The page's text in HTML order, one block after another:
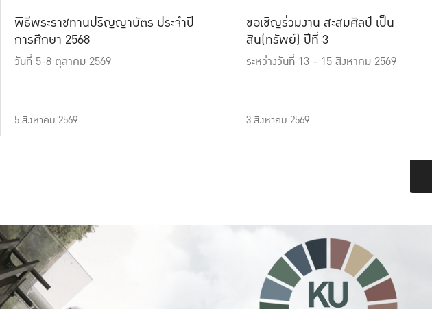
พิธีพระราชทานปริญญาบัตร ประจำปี
การศึกษา 2568
วันที่ 5-8 ตุลาคม 2569
5 สิงหาคม 2569
ขอเชิญร่วมงาน สะสมศิลป์ เป็น
สิน(ทรัพย์) ปีที่ 3
ระหว่างวันที่ 13 - 15 สิงหาคม 2569
3 สิงหาคม 2569